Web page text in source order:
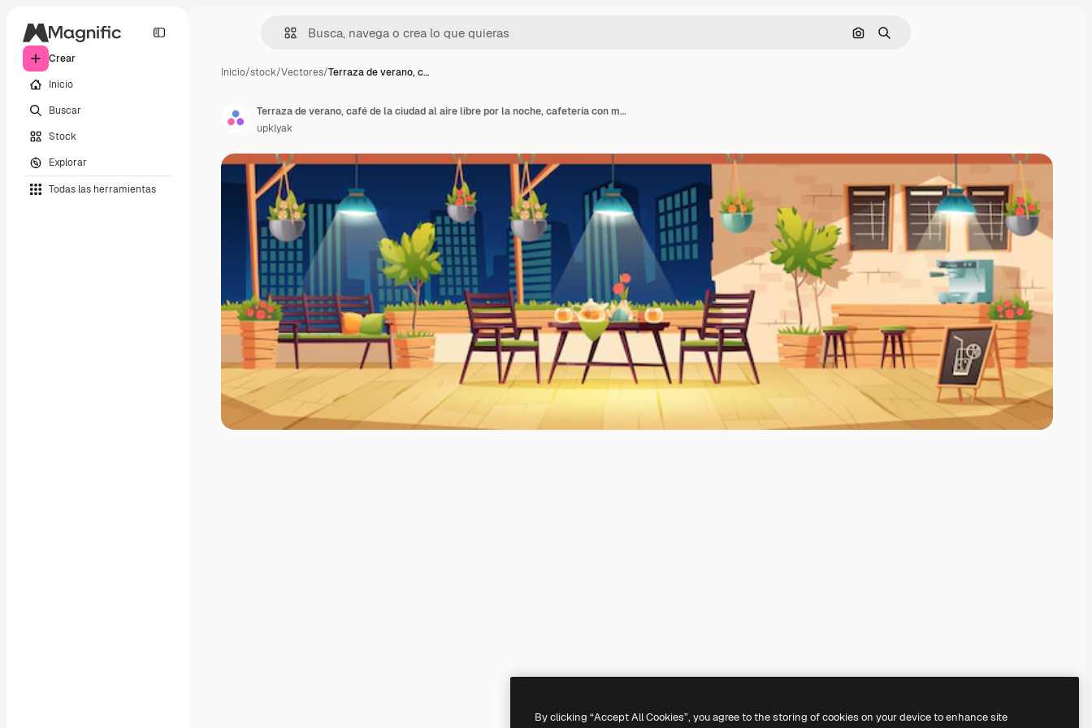
Crear
Inicio
Buscar
Stock
Explorar
Todas las herramientas
Buscar por imagen
Buscar
Inicio/stock/Vectores/Terraza de verano, c…
Terraza de verano, café de la ciudad al aire libre por la noche, cafetería con mesa de madera, sillas, iluminación y plantas en macetas, menú de pizarra en la vista del paisaje urbano. Cafetería de la calle moderna, Ilustración de dibujos animados
upklyak
By clicking “Accept All Cookies”, you agree to the storing of cookies on your device to enhance site